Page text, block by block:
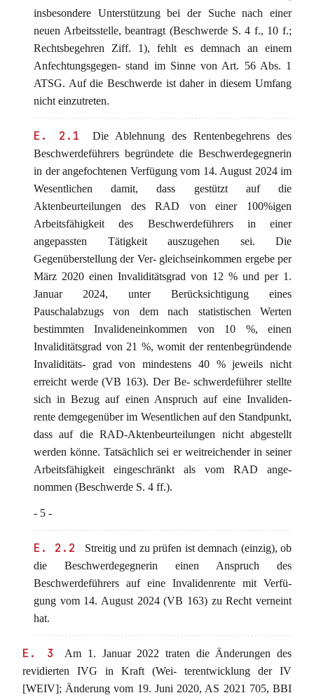
insbesondere Unterstützung bei der Suche nach einer
neuen Arbeitsstelle, beantragt (Beschwerde S. 4 f., 10 f.;
Rechtsbegehren Ziff. 1), fehlt es demnach an einem
Anfechtungsgegen- stand im Sinne von Art. 56 Abs. 1
ATSG. Auf die Beschwerde ist daher in diesem Umfang
nicht einzutreten.
E. 2.1
Die Ablehnung des Rentenbegehrens des
Beschwerdeführers begründete die Beschwerdegegnerin
in der angefochtenen Verfügung vom 14. August 2024 im
Wesentlichen damit, dass gestützt auf die
Aktenbeurteilungen des RAD von einer 100%igen
Arbeitsfähigkeit des Beschwerdeführers in einer
angepassten Tätigkeit auszugehen sei. Die
Gegenüberstellung der Ver- gleichseinkommen ergebe per
März 2020 einen Invaliditätsgrad von 12 % und per 1.
Januar 2024, unter Berücksichtigung eines
Pauschalabzugs von dem nach statistischen Werten
bestimmten Invalideneinkommen von 10 %, einen
Invaliditätsgrad von 21 %, womit der rentenbegründende
Invaliditäts- grad von mindestens 40 % jeweils nicht
erreicht werde (VB 163). Der Be- schwerdeführer stellte
sich in Bezug auf einen Anspruch auf eine Invaliden-
rente demgegenüber im Wesentlichen auf den Standpunkt,
dass auf die RAD-Aktenbeurteilungen nicht abgestellt
werden könne. Tatsächlich sei er weitreichender in seiner
Arbeitsfähigkeit eingeschränkt als vom RAD ange-
nommen (Beschwerde S. 4 ff.).
- 5 -
E. 2.2
Streitig und zu prüfen ist demnach (einzig), ob
die Beschwerdegegnerin einen Anspruch des
Beschwerdeführers auf eine Invalidenrente mit Verfü-
gung vom 14. August 2024 (VB 163) zu Recht verneint
hat.
E. 3
Am 1. Januar 2022 traten die Änderungen des
revidierten IVG in Kraft (Wei- terentwicklung der IV
[WEIV]; Änderung vom 19. Juni 2020, AS 2021 705, BBI